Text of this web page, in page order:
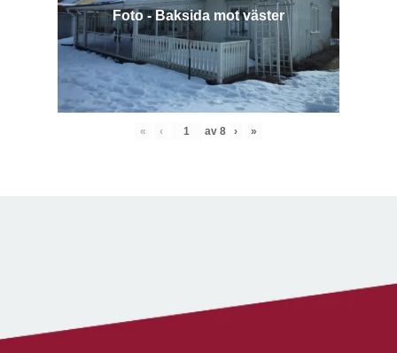
Foto - Baksida mot väster
« ‹ av 8 › »